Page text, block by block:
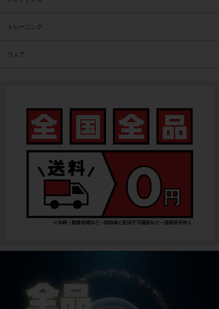
トレーニング
ウェア